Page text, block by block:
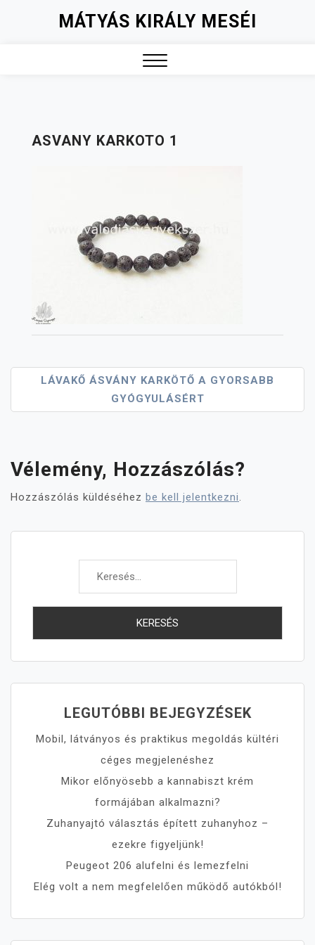
MÁTYÁS KIRÁLY MESÉI
ASVANY KARKOTO 1
Bejegyzés
Navigáció
LÁVAKŐ ÁSVÁNY KARKÖTŐ A GYORSABB
GYÓGYULÁSÉRT
Vélemény, Hozzászólás?
Hozzászólás küldéséhez be kell jelentkezni
Keresés:
LEGUTÓBBI BEJEGYZÉSEK
Mobil, látványos és praktikus megoldás kültéri
céges megjelenéshez
Mikor előnyösebb a kannabiszt krém
formájában alkalmazni?
Zuhanyajtó választás épített zuhanyhoz –
ezekre figyeljünk!
Peugeot 206 alufelni és lemezfelni
Elég volt a nem megfelelően működő autókból!